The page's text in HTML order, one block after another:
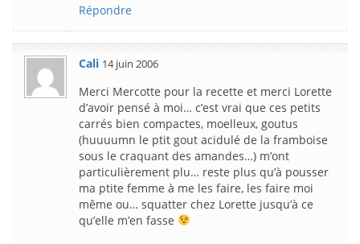
Répondre
Cali 14 juin 2006
Merci Mercotte pour la recette et merci Lorette
d’avoir pensé à moi… c’est vrai que ces petits
carrés bien compactes, moelleux, goutus
(huuuumn le ptit gout acidulé de la framboise
sous le craquant des amandes…) m’ont
particulièrement plu… reste plus qu’à pousser
ma ptite femme à me les faire, les faire moi
même ou… squatter chez Lorette jusqu’à ce
qu’elle m’en fasse